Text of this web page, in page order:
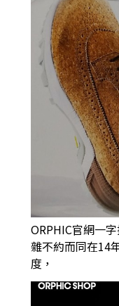
ORPHIC官網一
雜不約而同在14
度，